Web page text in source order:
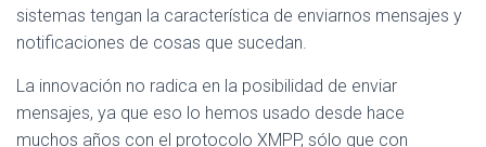
sistemas tengan la característica de enviarnos mensajes y
notificaciones de cosas que sucedan.
La innovación no radica en la posibilidad de enviar
mensajes, ya que eso lo hemos usado desde hace
muchos años con el protocolo XMPP, sólo que con